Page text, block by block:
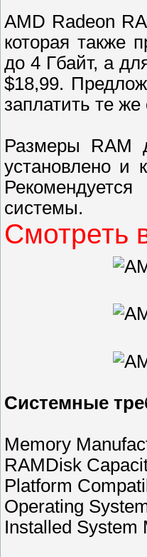
AMD Radeon
которая также
до 4 Гбайт, а
$18,99.
заплатить те
Размеры RAM
установлено и
системы.
Смотреть
Системные
Memory
RAMDisk
Platform
Operating
Installed System